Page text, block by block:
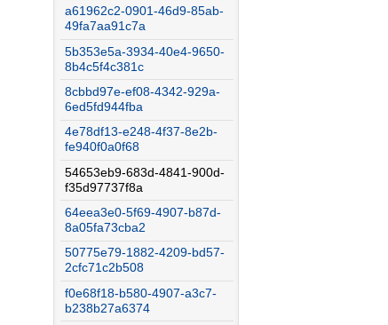
a61962c2-0901-46d9-85ab-
49fa7aa91c7a
5b353e5a-3934-40e4-9650-
8b4c5f4c381c
8cbbd97e-ef08-4342-929a-
6ed5fd944fba
4e78df13-e248-4f37-8e2b-
fe940f0a0f68
54653eb9-683d-4841-900d-
f35d97737f8a
64eea3e0-5f69-4907-b87d-
8a05fa73cba2
50775e79-1882-4209-bd57-
2cfc71c2b508
f0e68f18-b580-4907-a3c7-
b238b27a6374